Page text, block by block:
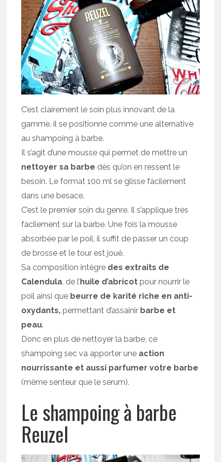
C’est clairement le soin plus innovant de la
gamme. il se positionne comme une alternative
au shampoing à barbe.
Il s’agit d’une mousse qui permet de mettre un
nettoyer sa barbe dès qu’on en ressent le
besoin. Le format 100 ml se glisse facilement
dans une besace.
C’est le premier soin du genre. Il s’applique très
facilement sur la barbe. Une fois la mousse
absorbée par le poil, il suffit de passer un coup
de brosse et le tour est joué.
Sa composition intègre des extraits de
Calendula , de l’huile d’abricot pour nourrir le
poil ainsi que beurre de karité riche en anti-
oxydants,permettant d’assainir barbe et
peau.
Donc en plus de nettoyer la barbe, ce
shampoing sec va apporter une action
nourrissante et aussi parfumer votre barbe
(même senteur que le sérum).
Le shampoing à barbe
Reuzel